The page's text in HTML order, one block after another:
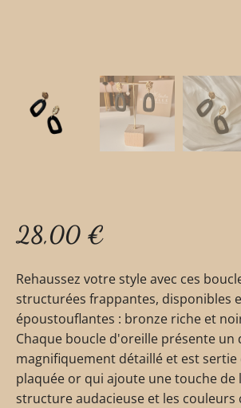
28,00 €
Rehaussez votre style avec ces
structurées frappantes, disponibles
époustouflantes : bronze riche et
Chaque boucle d'oreille présente un
magnifiquement détaillé et est
plaquée or qui ajoute une touche de
structure audacieuse et les couleurs